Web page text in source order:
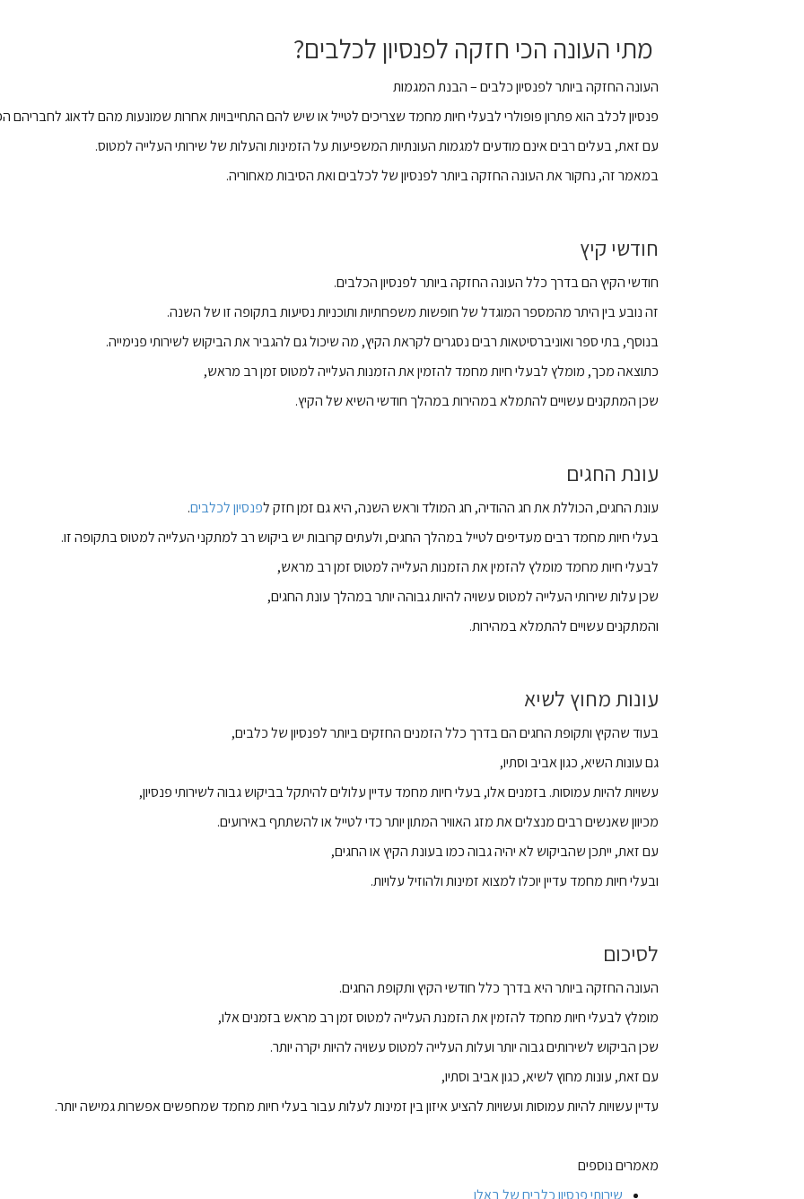
מתי העונה הכי חזקה לפנסיון לכלבים?
העונה החזקה ביותר לפנסיון כלבים – הבנת המגמות
פנסיון לכלב הוא פתרון פופולרי לבעלי חיות מחמד שצריכים לטייל או שיש להם התחייבויות אחרות שמונעות מהם לדאוג לחבריהם
עם זאת, בעלים רבים אינם מודעים למגמות העונתיות המשפיעות על הזמינות והעלות של שירותי העלייה למטוס.
במאמר זה, נחקור את העונה החזקה ביותר לפנסיון של לכלבים ואת הסיבות מאחוריה.
חודשי קיץ
חודשי הקיץ הם בדרך כלל העונה החזקה ביותר לפנסיון הכלבים.
זה נובע בין היתר מהמספר המוגדל של חופשות משפחתיות ותוכניות נסיעות בתקופה זו של השנה.
בנוסף, בתי ספר ואוניברסיטאות רבים נסגרים לקראת הקיץ, מה שיכול גם להגביר את הביקוש לשירותי פנימייה.
כתוצאה מכך, מומלץ לבעלי חיות מחמד להזמין את הזמנות העלייה למטוס זמן רב מראש,
שכן המתקנים עשויים להתמלא במהירות במהלך חודשי השיא של הקיץ.
עונת החגים
עונת החגים, הכוללת את חג ההודיה, חג המולד וראש השנה, היא גם זמן חזק לפנסיון לכלבים.
בעלי חיות מחמד רבים מעדיפים לטייל במהלך החגים, ולעתים קרובות יש ביקוש רב למתקני העלייה למטוס בתקופה זו.
לבעלי חיות מחמד מומלץ להזמין את הזמנות העלייה למטוס זמן רב מראש,
שכן עלות שירותי העלייה למטוס עשויה להיות גבוהה יותר במהלך עונת החגים,
והמתקנים עשויים להתמלא במהירות.
עונות מחוץ לשיא
בעוד שהקיץ ותקופת החגים הם בדרך כלל הזמנים החזקים ביותר לפנסיון של כלבים,
גם עונות השיא, כגון אביב וסתיו,
עשויות להיות עמוסות. בזמנים אלו, בעלי חיות מחמד עדיין עלולים להיתקל בביקוש גבוה לשירותי פנסיון,
מכיוון שאנשים רבים מנצלים את מזג האוויר המתון יותר כדי לטייל או להשתתף באירועים.
עם זאת, ייתכן שהביקוש לא יהיה גבוה כמו בעונת הקיץ או החגים,
ובעלי חיות מחמד עדיין יוכלו למצוא זמינות ולהוזיל עלויות.
לסיכום
העונה החזקה ביותר היא בדרך כלל חודשי הקיץ ותקופת החגים.
מומלץ לבעלי חיות מחמד להזמין את הזמנת העלייה למטוס זמן רב מראש בזמנים אלו,
שכן הביקוש לשירותים גבוה יותר ועלות העלייה למטוס עשויה להיות יקרה יותר.
עם זאת, עונות מחוץ לשיא, כגון אביב וסתיו,
עדיין עשויות להיות עמוסות ועשויות להציע איזון בין זמינות לעלות עבור בעלי חיות מחמד שמחפשים אפשרות גמישה יותר.
מאמרים נוספים
שירותי פנסיון כלבים של באלו